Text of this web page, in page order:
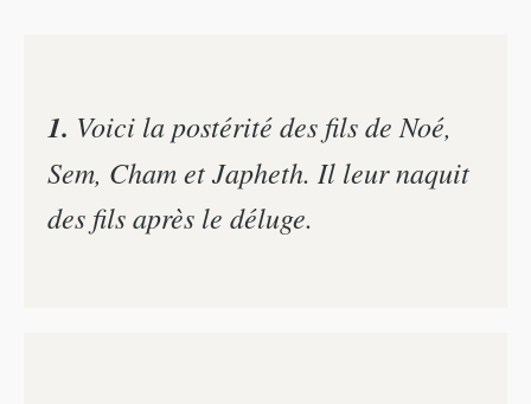
1. Voici la postérité des fils de Noé,
Sem, Cham et Japheth. Il leur naquit
des fils après le déluge.